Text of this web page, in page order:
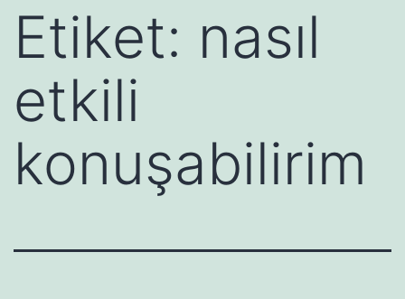
Etiket: nasıl
etkili
konuşabilirim